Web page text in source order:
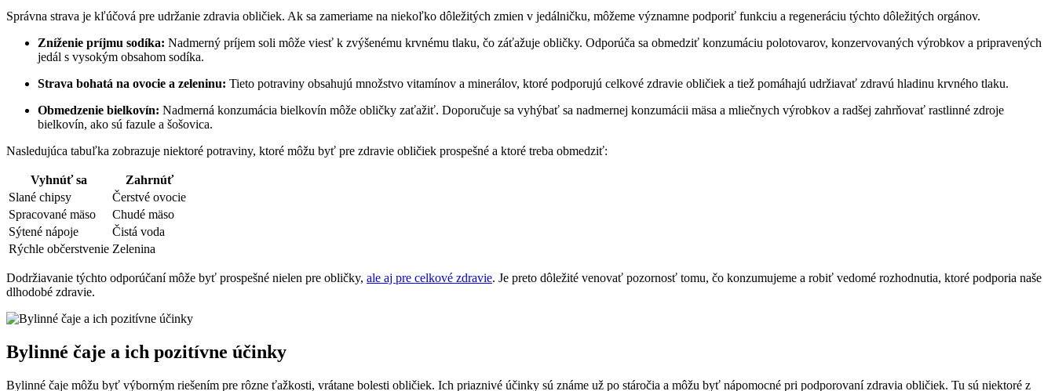
Správna strava je kľúčová pre udržanie zdravia obličiek. Ak sa zameriame na niekoľko dôležitých zmien v jedálničku, môžeme významne podporiť funkciu a regeneráciu týchto dôležitých orgánov.
Zníženie príjmu sodíka: Nadmerný príjem soli môže viesť k zvýšenému krvnému tlaku, čo záťažuje obličky. Odporúča sa obmedziť konzumáciu polotovarov, konzervovaných výrobkov a pripravených
jedál s vysokým obsahom sodíka.
Strava bohatá na ovocie a zeleninu: Tieto potraviny obsahujú množstvo vitamínov a minerálov, ktoré podporujú celkové zdravie obličiek a tiež pomáhajú udržiavať zdravú hladinu krvného tlaku.
Obmedzenie bielkovín: Nadmerná konzumácia bielkovín môže obličky zaťažiť. Doporučuje sa vyhýbať sa nadmernej konzumácii mäsa a mliečnych výrobkov a radšej zahrňovať rastlinné zdroje
bielkovín, ako sú fazule a šošovica.
Nasledujúca tabuľka zobrazuje niektoré potraviny, ktoré môžu byť pre zdravie obličiek prospešné a ktoré treba obmedziť:
Vyhnúť sa
Zahrnúť
Slané chipsy
Čerstvé ovocie
Spracované mäso
Chudé mäso
Sýtené nápoje
Čistá voda
Rýchle občerstvenie Zelenina
Dodržiavanie týchto odporúčaní môže byť prospešné nielen pre obličky, ale aj pre celkové zdravie. Je preto dôležité venovať pozornosť tomu, čo konzumujeme a robiť vedomé rozhodnutia, ktoré podporia naše
dlhodobé zdravie.
Bylinné čaje a ich pozitívne účinky
Bylinné čaje môžu byť výborným riešením pre rôzne ťažkosti, vrátane bolesti obličiek. Ich priaznivé účinky sú známe už po stáročia a môžu byť nápomocné pri podporovaní zdravia obličiek. Tu sú niektoré z